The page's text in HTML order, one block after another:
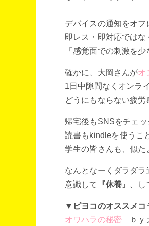
デバイスの通知をオフ
即レス・即対応ではな
「感覚面での刺激を
確かに、大岡さんがオ
1日中隙間なくオンラ
どうにもならない疲
帰宅後もSNSをチェ
読書もkindleを使うこ
学生の皆さんも、似た
なんとなーくダラダ
意識して
『休養』 、
▼ピヨコのオススメコ
オワハラの秘密 ｂｙ